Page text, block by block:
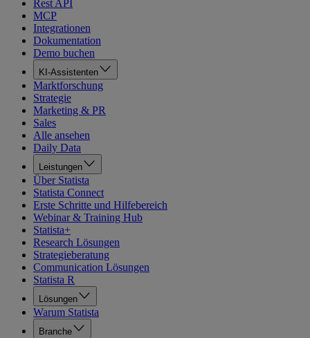
Rest API
MCP
Integrationen
Dokumentation
Demo buchen
KI-Assistenten
Marktforschung
Strategie
Marketing & PR
Sales
Alle ansehen
Daily Data
Leistungen
Über Statista
Statista Connect
Erste Schritte und Hilfebereich
Webinar & Training Hub
Statista+
Research Lösungen
Strategieberatung
Communication Lösungen
Statista R
Lösungen
Warum Statista
Branche